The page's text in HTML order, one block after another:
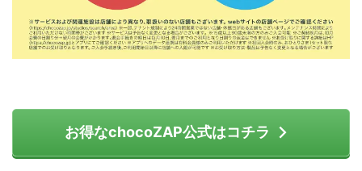
お得なchocoZAP公式はコチラ